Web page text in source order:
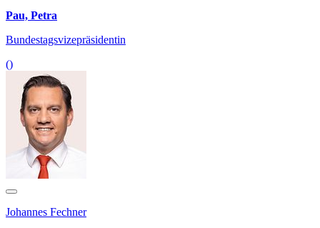
Pau, Petra
Bundestagsvizepräsidentin
()
Johannes Fechner